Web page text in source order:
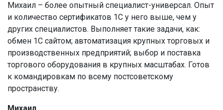
Михаил – более опытный специалист-универсал. Опыт
и количество сертификатов 1С у него выше, чем у
других специалистов. Выполняет такие задачи, как:
обмен 1С сайтом; автоматизация крупных торговых и
производственных предприятий; выбор и поставка
торгового оборудования в крупных масштабах. Готов
к командировкам по всему постсоветскому
пространству.